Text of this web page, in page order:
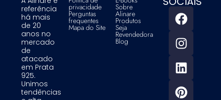
referência
há mais
de 20
anos no
mercado
de
atacado
em Prata
925.
Unimos
tendências
privacidade
Perguntas
frequentes
Mapa do Site
Sobre
Alinare
Produtos
Seja
Revendedora
Blog